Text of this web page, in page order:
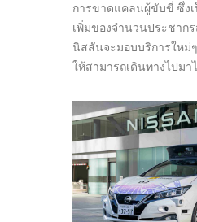
การขาดแคลนผู้ขับขี่ ซึ่ง
เพิ่มของจำนวนประชาก
นิสสันจะมอบบริการใหม่
ให้สามารถเดินทางไปมา